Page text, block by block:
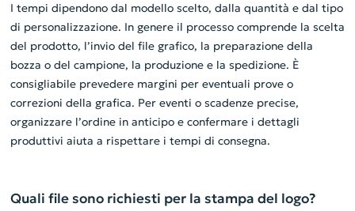
I tempi dipendono dal modello scelto, dalla quantità e dal tipo
di personalizzazione. In genere il processo comprende la scelta
del prodotto, l’invio del file grafico, la preparazione della
bozza o del campione, la produzione e la spedizione. È
consigliabile prevedere margini per eventuali prove o
correzioni della grafica. Per eventi o scadenze precise,
organizzare l’ordine in anticipo e confermare i dettagli
produttivi aiuta a rispettare i tempi di consegna.
Quali file sono richiesti per la stampa del logo?